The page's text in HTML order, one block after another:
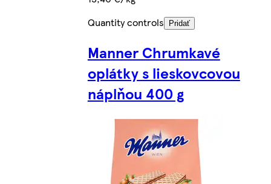
Quantity controls
Pridať
Manner Chrumkavé
oplátky s lieskovcovou
náplňou 400 g